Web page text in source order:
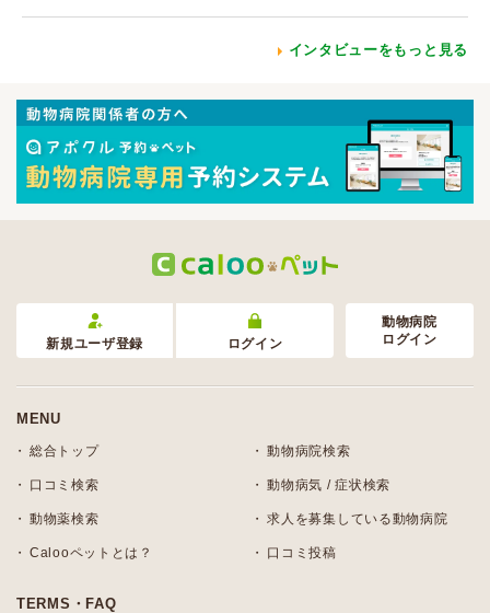
インタビューをもっと見る
新規ユーザ登録 ログイン
動物病院
ログイン
MENU
総合トップ 動物病院検索
口コミ検索 動物病気 / 症状検索
動物薬検索 求人を募集している動物病院
Calooペットとは？ 口コミ投稿
TERMS・FAQ